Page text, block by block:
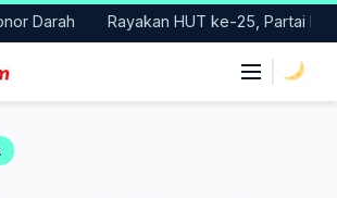
Rayakan HUT ke-25, Partai Demokrat